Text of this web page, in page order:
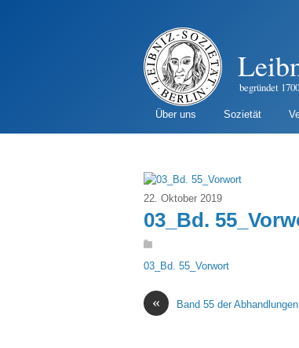
begründet
Über uns Sozietät
22. Oktober 2019
03_Bd.
03_Bd. 55_Vorwort
« Band 55 der